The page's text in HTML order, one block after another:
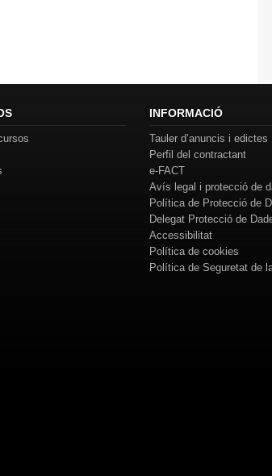
INFORMACIÓ
Tauler d’anuncis i edictes
Perfil del contractant
e-FACT
Avís legal i protecció de
Política de Protecció de
Delegat Protecció de
Accessibilitat
Política de cookies
Política de Seguretat de